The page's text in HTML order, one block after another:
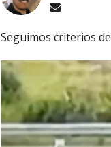
Seguimos criterios de